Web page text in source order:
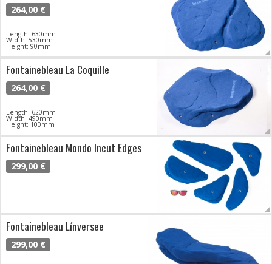
264,00 €
Length: 630mm
Width: 530mm
Height: 90mm
Fontainebleau La Coquille
264,00 €
Length: 620mm
Width: 490mm
Height: 100mm
Fontainebleau Mondo Incut Edges
299,00 €
Fontainebleau Línversee
299,00 €